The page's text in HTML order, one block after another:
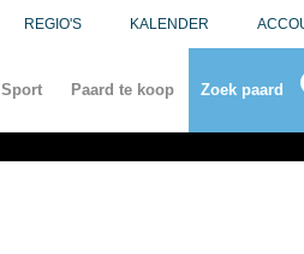
REGIO'S KALENDER
Sport Paard te koop Zoek paard